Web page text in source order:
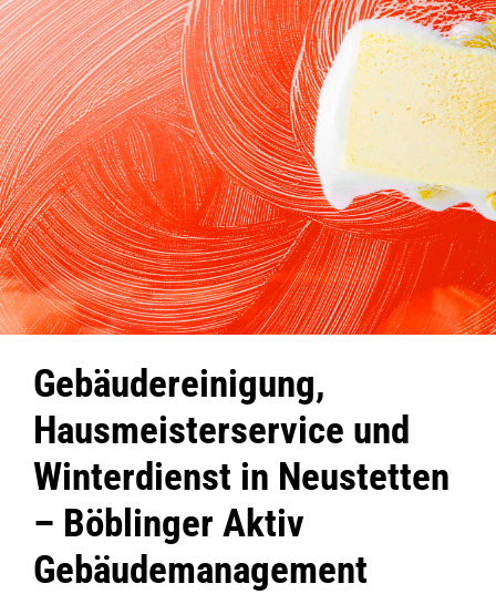
Gebäudereinigung,
Hausmeisterservice und
Winterdienst in Neustetten
– Böblinger Aktiv
Gebäudemanagement